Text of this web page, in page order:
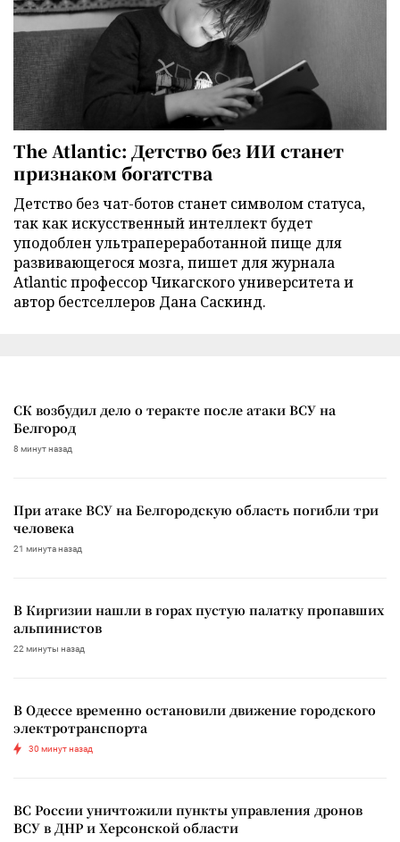
The Atlantic: Детство без ИИ станет
признаком богатства
Детство без чат-ботов станет символом статуса,
так как искусственный интеллект будет
уподоблен ультрапереработанной пище для
развивающегося мозга, пишет для журнала
Atlantic профессор Чикагского университета и
автор бестселлеров Дана Саскинд.
СК возбудил дело о теракте после атаки ВСУ на
Белгород
8 минут назад
При атаке ВСУ на Белгородскую область погибли три
человека
21 минута назад
В Киргизии нашли в горах пустую палатку пропавших
альпинистов
22 минуты назад
В Одессе временно остановили движение городского
электротранспорта
30 минут назад
ВС России уничтожили пункты управления дронов
ВСУ в ДНР и Херсонской области